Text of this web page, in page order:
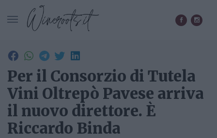
Per il Consorzio di Tutela
Vini Oltrepò Pavese arriva
il nuovo direttore. È
Riccardo Binda